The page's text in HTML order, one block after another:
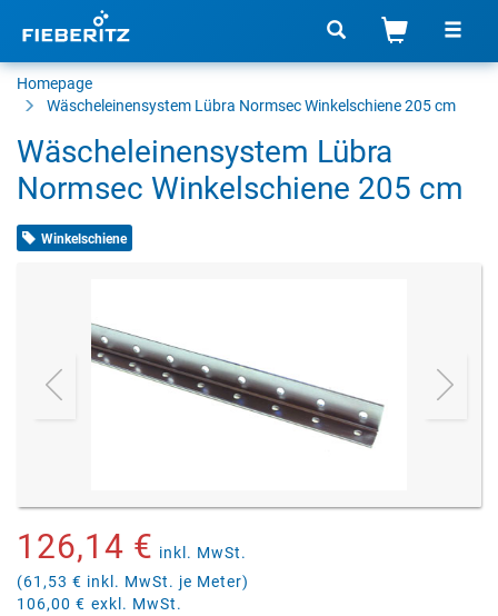
Homepage
Wäscheleinensystem Lübra Normsec Winkelschiene 205 cm
Wäscheleinensystem Lübra
Normsec Winkelschiene 205 cm
Winkelschiene
126,14 € inkl. MwSt.
(61,53 € inkl. MwSt. je Meter)
106,00 € exkl. MwSt.